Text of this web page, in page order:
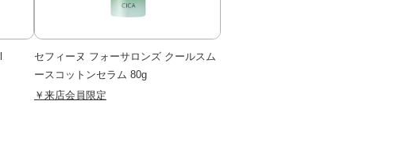
セフィーヌ フォーサロンズ クールスム
ースコットンセラム 80g
￥来店会員限定